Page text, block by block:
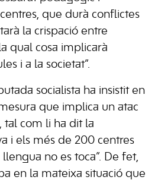
que durà conflictes
la crispació entre
qual cosa implicarà
i a la societat”.
socialista ha insistit en
que implica un atac
tal com li ha dit la
i els més de 200 centres
no es toca”. De fet,
en la mateixa situació que